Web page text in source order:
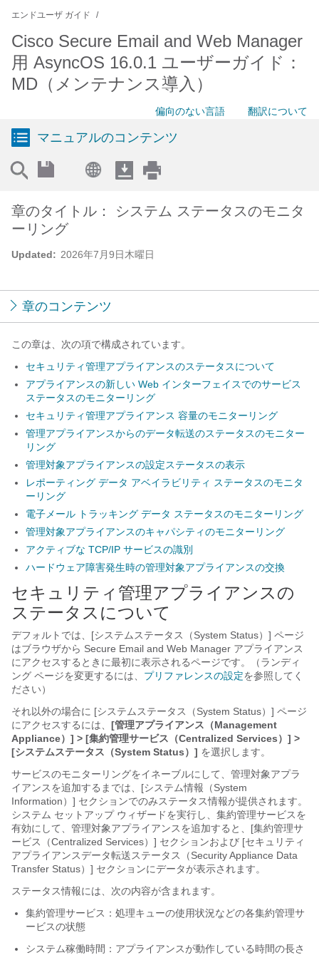
エンドユーザ ガイド
Cisco Secure Email and Web Manager
用 AsyncOS 16.0.1 ユーザーガイド：
MD（メンテナンス導入）
偏向のない言語 翻訳について
マニュアルのコンテンツ
Updated: 2026年7月9日木曜日
章のタイトル： システム ステータスのモニタ
ーリング
章のコンテンツ
この章は、次の項で構成されています。
セキュリティ管理アプライアンスのステータスについて
アプライアンスの新しい Web インターフェイスでのサービス
ステータスのモニターリング
セキュリティ管理アプライアンス 容量のモニターリング
管理アプライアンスからのデータ転送のステータスのモニター
リング
管理対象アプライアンスの設定ステータスの表示
レポーティング データ アベイラビリティ ステータスのモニタ
ーリング
電子メール トラッキング データ ステータスのモニターリング
管理対象アプライアンスのキャパシティのモニターリング
アクティブな TCP/IP サービスの識別
ハードウェア障害発生時の管理対象アプライアンスの交換
セキュリティ管理アプライアンスの
ステータスについて
デフォルトでは、[システムステータス（System Status）] ページ
はブラウザから Secure Email and Web Manager アプライアンス
にアクセスするときに最初に表示されるページです。（ランディ
ング ページを変更するには、 プリファレンスの設定を参照してく
ださい）
それ以外の場合に [システムステータス（System Status）] ページ
にアクセスするには、 [管理アプライアンス（Management
Appliance）] > [集約管理サービス（Centralized Services）] >
[システムステータス（System Status）] を選択します。
サービスのモニターリングをイネーブルにして、管理対象アプラ
イアンスを追加するまでは、[システム情報（System
Information）] セクションでのみステータス情報が提供されます。
システム セットアップ ウィザードを実行し、集約管理サービスを
有効にして、管理対象アプライアンスを追加すると、[集約管理サ
ービス（Centralized Services）] セクションおよび [セキュリティ
アプライアンスデータ転送ステータス（Security Appliance Data
Transfer Status）] セクションにデータが表示されます。
ステータス情報には、次の内容が含まれます。
集約管理サービス：処理キューの使用状況などの各集約管理サ
ービスの状態
システム稼働時間：アプライアンスが動作している時間の長さ